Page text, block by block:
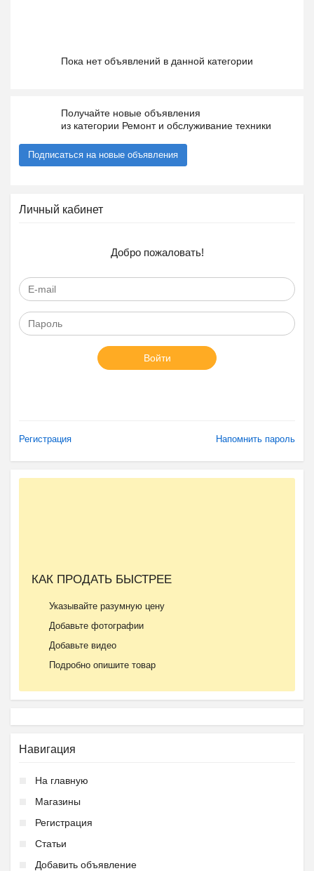
Пока нет объявлений в данной категории
Получайте новые объявления
из категории Ремонт и обслуживание техники
Подписаться на новые объявления
Личный кабинет
Добро пожаловать!
Войти
Регистрация Напомнить пароль
КАК ПРОДАТЬ БЫСТРЕЕ
Указывайте разумную цену
Добавьте фотографии
Добавьте видео
Подробно опишите товар
Навигация
На главную
Магазины
Регистрация
Статьи
Добавить объявление